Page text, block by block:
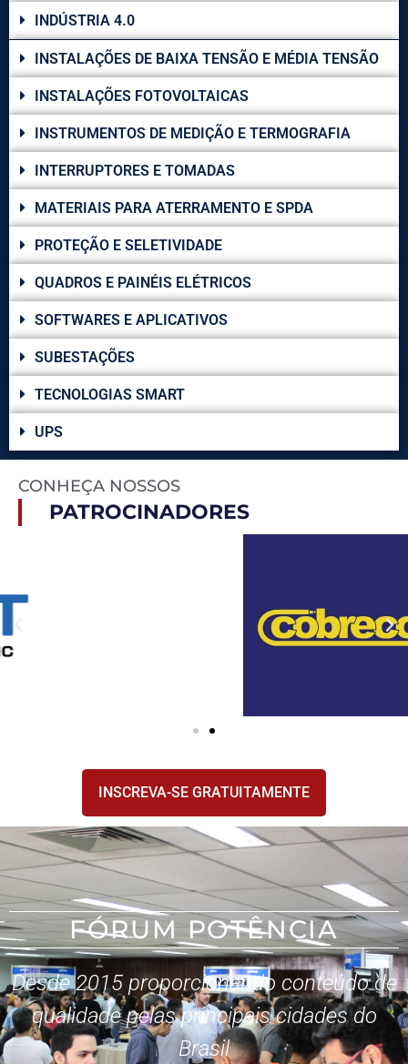
INDÚSTRIA 4.0
INSTALAÇÕES DE BAIXA TENSÃO E MÉDIA TENSÃO
INSTALAÇÕES FOTOVOLTAICAS
INSTRUMENTOS DE MEDIÇÃO E TERMOGRAFIA
INTERRUPTORES E TOMADAS
MATERIAIS PARA ATERRAMENTO E SPDA
PROTEÇÃO E SELETIVIDADE
QUADROS E PAINÉIS ELÉTRICOS
SOFTWARES E APLICATIVOS
SUBESTAÇÕES
TECNOLOGIAS SMART
UPS
CONHEÇA NOSSOS
PATROCINADORES
INSCREVA-SE GRATUITAMENTE
FÓRUM POTÊNCIA
Desde 2015 proporcionando conteúdo de
qualidade pelas principais cidades do
Brasil